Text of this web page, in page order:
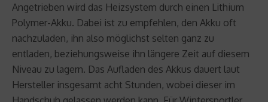
Angetrieben wird das Heizsystem durch einen Lithium
Polymer-Akku. Dabei ist zu empfehlen, den Akku oft
nachzuladen, ihn also möglichst selten ganz zu
entladen, beziehungsweise ihn längere Zeit auf diesem
Niveau zu lagern. Das Aufladen des Akkus dauert laut
Hersteller insgesamt acht Stunden, wobei dieser im